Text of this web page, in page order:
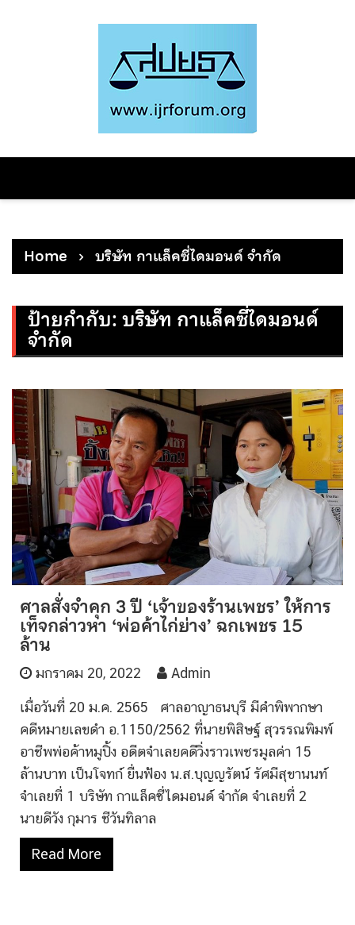
Home บริษัท กาแล็คซี่ไดมอนด์ จำกัด
ป้ายกำกับ:บริษัท กาแล็คซี่ไดมอนด์
จำกัด
ศาลสั่งจำคุก 3 ปี ‘เจ้าของร้านเพชร’ ให้การ
เท็จกล่าวหา ‘พ่อค้าไก่ย่าง’ ฉกเพชร 15
ล้าน
มกราคม 20, 2022 Admin
เมื่อวันที่ 20 ม.ค. 2565 ศาลอาญาธนบุรี มีคำพิพากษา
คดีหมายเลขดำ อ.1150/2562 ที่นายพิสิษฐ์ สุวรรณพิมพ์
อาชีพพ่อค้าหมูปิ้ง อดีตจำเลยคดีวิ่งราวเพชรมูลค่า 15
ล้านบาท เป็นโจทก์ ยื่นฟ้อง น.ส.บุญญรัตน์ รัศมีสุขานนท์
จำเลยที่ 1 บริษัท กาแล็คซี่ไดมอนด์ จำกัด จำเลยที่ 2
นายดีวัง กุมาร ชีวันทิลาล
Read More